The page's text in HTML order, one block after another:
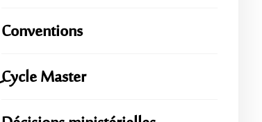
Conventions
ِِِCycle Master